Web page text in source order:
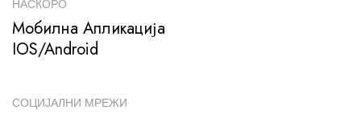
НАСКОРО
Мобилна Апликација
IOS/Android
СОЦИЈАЛНИ МРЕЖИ